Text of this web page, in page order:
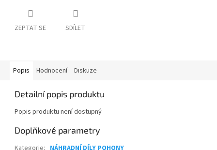
ZEPTAT SE SDÍLET
Popis Hodnocení Diskuze
Detailní popis produktu
Popis produktu není dostupný
Doplňkové parametry